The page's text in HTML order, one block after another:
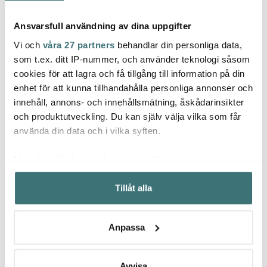
Ansvarsfull användning av dina uppgifter
Vi och våra 27 partners behandlar din personliga data,
som t.ex. ditt IP-nummer, och använder teknologi såsom
cookies för att lagra och få tillgång till information på din
enhet för att kunna tillhandahålla personliga annonser och
innehåll, annons- och innehållsmätning, åskådarinsikter
och produktutveckling. Du kan själv välja vilka som får
använda din data och i vilka syften.
Samla in information om din geografiska plats som
kan ha en noggrannhet på upp till flera meter
Identifiera din enhet genom att aktivt skanna den för
Ta reda på mer om hur dina personliga uppgifter
Du kan ändra eller dra tillbaka ditt samtycke när som
Tillåt alla
Anpassa
Rörstrand
Ostindia Floris Grön
djup tallrik 22 cm
405 kr
Rörstrand
Ostindia Floris Grön
skål 30 cl
245 kr
Låt dig inspireras av våra kunder